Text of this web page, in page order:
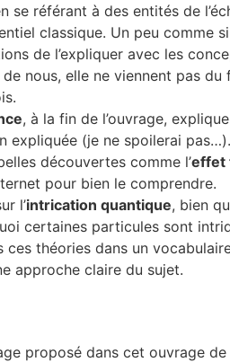
se référant à des entités de
classique. Un peu
de l’expliquer avec les
nous, elle ne viennent pas
, à la fin de l’ouvrage,
expliquée (je ne spoilerai pas…).
découvertes comme l’effet
pour bien le comprendre.
l’intrication quantique, bien
certaines particules sont
ces théories dans un
approche claire du sujet.
proposé dans cet ouvrage